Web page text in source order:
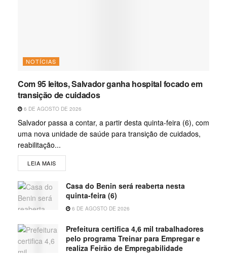
NOTÍCIAS
Com 95 leitos, Salvador ganha hospital focado em
transição de cuidados
6 DE AGOSTO DE 2026
Salvador passa a contar, a partir desta quinta-feira (6), com
uma nova unidade de saúde para transição de cuidados,
reabilitação...
LEIA MAIS
Casa do Benin será reaberta nesta
quinta-feira (6)
6 DE AGOSTO DE 2026
Prefeitura certifica 4,6 mil trabalhadores
pelo programa Treinar para Empregar e
realiza Feirão de Empregabilidade